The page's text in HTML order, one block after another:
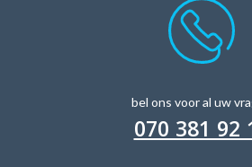
bel ons voor al uw
070 381 92